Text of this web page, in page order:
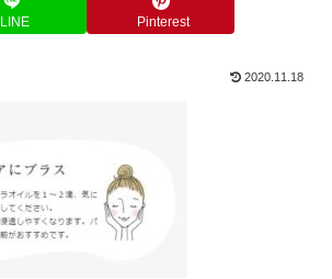
LINE Pinterest
2020.11.18